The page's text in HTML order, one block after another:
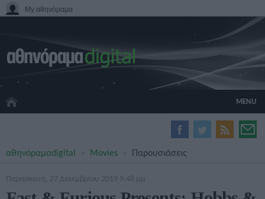
My αθηνόραμα
MENU
HOME CINEMA
GADGETS
αθηνόραμαdigital Movies Παρουσιάσεις
Παρασκευή, 27 Δεκεμβρίου 2019 9:48 μμ